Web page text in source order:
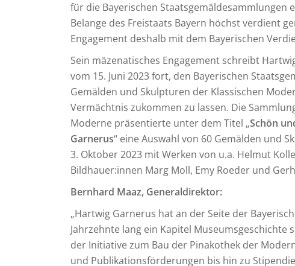
für die Bayerischen
Belange des Freistaats Bayern höchst verdient
Engagement deshalb mit dem Bayerischen
Sein mäzenatisches Engagement schreibt
vom 15. Juni 2023 fort, den Bayerischen
Gemälden und Skulpturen der Klassischen
Vermächtnis zukommen zu lassen. Die
Moderne präsentierte unter dem Titel „Schön
Garnerus“ eine Auswahl von 60 Gemälden und
3. Oktober 2023 mit Werken von u.a. Helmut
Bildhauer:innen Marg Moll, Emy Roeder und
Bernhard Maaz, Generaldirektor:
„Hartwig Garnerus hat an der Seite der
Jahrzehnte lang ein Kapitel
der Initiative zum Bau der Pinakothek der
und Publikationsförderungen bis hin zu